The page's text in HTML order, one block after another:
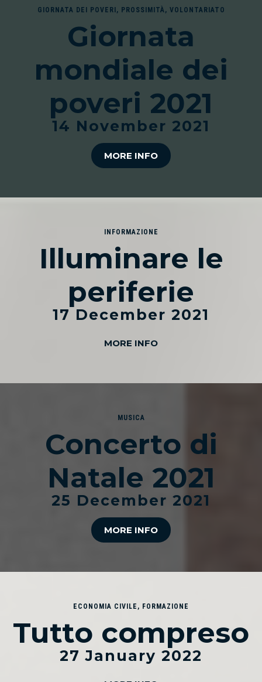
GIORNATA DEI POVERI , PROSSIMITÀ, VOLONTARIATO
Giornata
mondiale dei
poveri 2021
14 November 2021
MORE INFO
INFORMAZIONE
Illuminare le
periferie
17 December 2021
MORE INFO
MUSICA
Concerto di
Natale 2021
25 December 2021
MORE INFO
ECONOMIA CIVILE , FORMAZIONE
Tutto compreso
27 January 2022